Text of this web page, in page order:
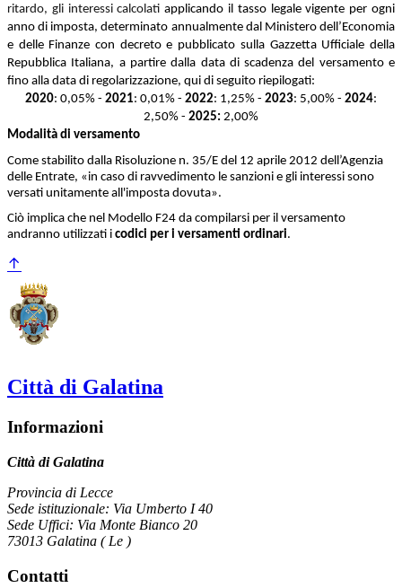
ritardo, gli interessi calcolatiapplicando il tasso legale vigente per ogni
anno di imposta, determinato annualmente dal Ministero dell’Economia
e delle Finanze con decreto e pubblicato sulla Gazzetta Ufficiale della
Repubblica Italiana, a partire dalla data di scadenza del versamento e
fino alla data di regolarizzazione, qui di seguito riepilogati:
2020: 0,05% - 2021: 0,01% - 2022: 1,25% - 2023: 5,00% - 2024:
2,50% - 2025: 2,00%
Modalità di versamento
Come stabilito dalla Risoluzione n. 35/E del 12 aprile 2012 dell’Agenzia
delle Entrate, «in caso di ravvedimento le sanzioni e gli interessi sono
versati unitamente all'imposta dovuta».
Ciò implica che nel Modello F24 da compilarsi per il versamento
andranno utilizzati i codici per i versamenti ordinari.
Città di Galatina
Informazioni
Città di Galatina
Provincia di Lecce
Sede istituzionale: Via Umberto I 40
Sede Uffici: Via Monte Bianco 20
73013 Galatina ( Le )
Contatti